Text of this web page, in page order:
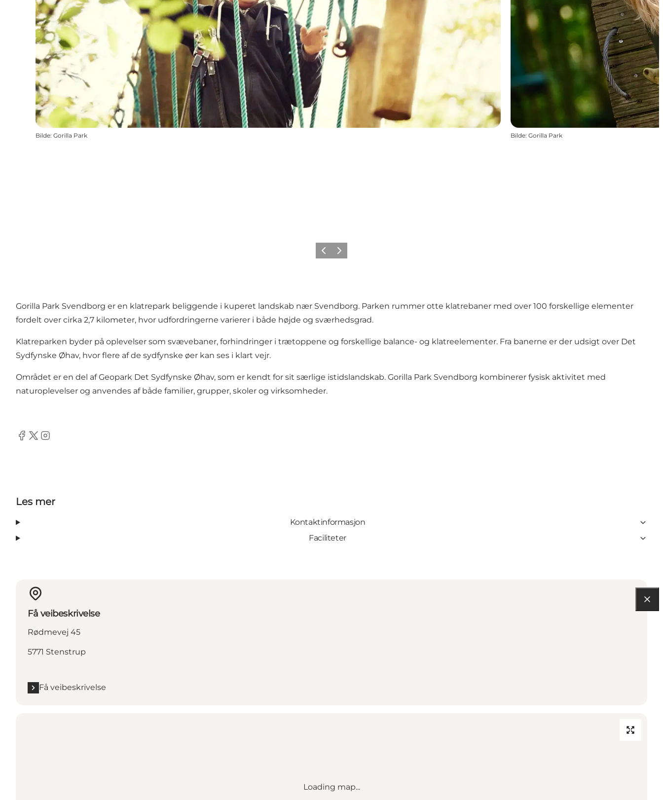
Bilde: Gorilla Park Bilde: Gorilla Park
ForrigeNeste
Gorilla Park Svendborg er en klatrepark beliggende i kuperet landskab nær Svendborg. Parken rummer otte klatrebaner med over 100 forskellige elementer
fordelt over cirka 2,7 kilometer, hvor udfordringerne varierer i både højde og sværhedsgrad.
Klatreparken byder på oplevelser som svævebaner, forhindringer i trætoppene og forskellige balance- og klatreelementer. Fra banerne er der udsigt over Det
Sydfynske Øhav, hvor flere af de sydfynske øer kan ses i klart vejr.
Området er en del af Geopark Det Sydfynske Øhav, som er kendt for sit særlige istidslandskab. Gorilla Park Svendborg kombinerer fysisk aktivitet med
naturoplevelser og anvendes af både familier, grupper, skoler og virksomheder.
Facebook
TwitterInstagram
Les mer
Kontaktinformasjon
Faciliteter
Få veibeskrivelse
Rødmevej 45
5771 Stenstrup
Få veibeskrivelse
Loading map...